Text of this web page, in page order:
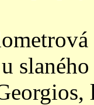
slaného